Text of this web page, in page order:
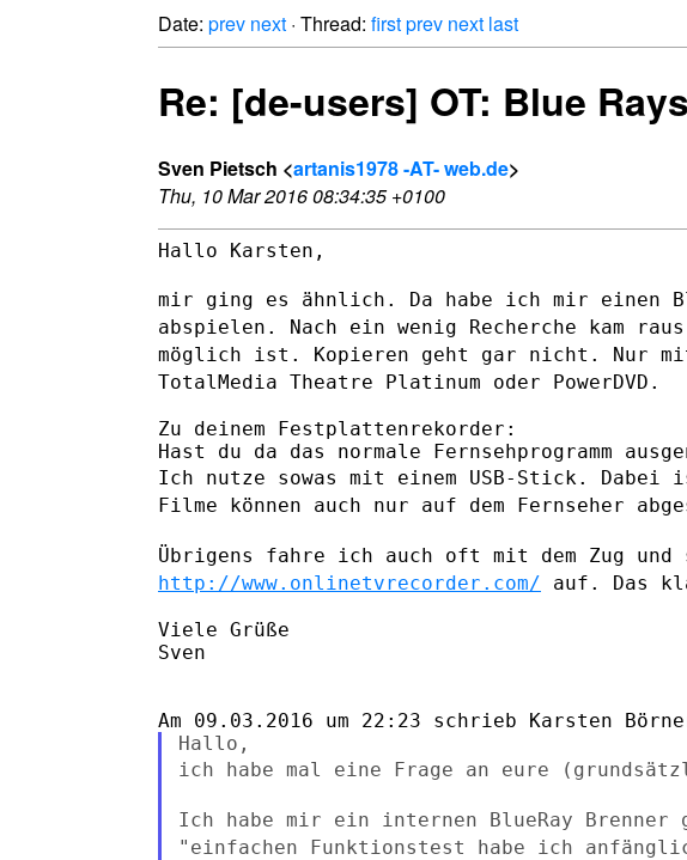
Date: prev next · Thread: firstprev next last
Re: [de-users] OT: Blue Rays
Sven Pietsch <artanis1978 -AT- web.de>
Thu, 10 Mar 2016 08:34:35 +0100
Hallo Karsten,
mir ging es ähnlich. Da habe ich mir einen
abspielen. Nach ein wenig Recherche kam
möglich ist. Kopieren geht gar nicht. Nur
TotalMedia Theatre Platinum oder PowerDVD.
Zu deinem Festplattenrekorder:
Ich nutze sowas mit einem USB-Stick.
Filme können auch nur auf dem Fernseher
Übrigens fahre ich auch oft mit dem Zug und
http://www.onlinetvrecorder.com/ auf. Das
Viele Grüße
Sven
ich habe mal eine Frage an eure
Ich habe mir ein internen BlueRay Brenner
"einfachen Funktionstest habe ich